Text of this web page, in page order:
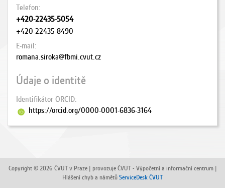
Telefon
+420-22435-5054
+420-22435-8490
E-mail
romana.siroka@fbmi.cvut.cz
Údaje o identitě
Identifikátor ORCID
https://orcid.org/0000-0001-6836-3164
Copyright © 2026 ČVUT v Praze | provozuje ČVUT - Výpočetní a informační centrum |
Hlášení chyb a námětů ServiceDesk ČVUT